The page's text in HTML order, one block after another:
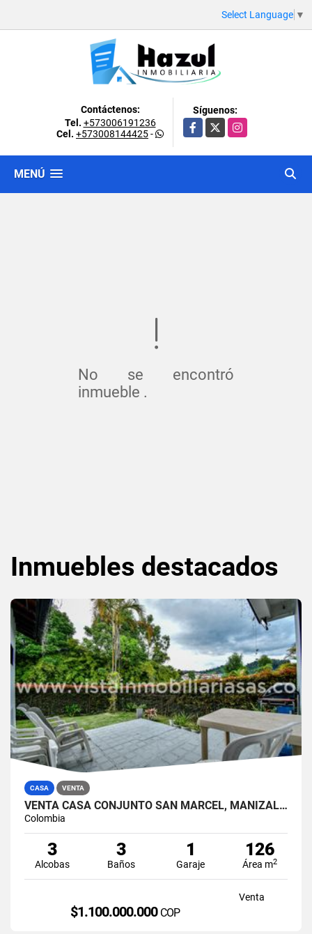
Select Language ▼
Contáctenos:
Tel. +573006191236
Cel. +573008144425-
Síguenos:
Facebook
X Instagram
MENÚ
No se encontró
inmueble .
Inmuebles destacados
CASA VENTA
VENTA CASA CONJUNTO SAN MARCEL, MANIZALES
Colombia
3
Alcobas
3
Baños
1
Garaje
126
Área m2
Venta
$1.100.000.000 COP